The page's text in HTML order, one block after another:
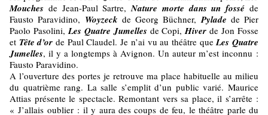
Mouches de Jean-Paul Sartre,Nature morte dans un fossé de
Fausto Paravidino, Woyzeckde Georg Büchner,Pylade de Pier
Paolo Pasolini,Les Quatre Jumelles de Copi,Hiver de Jon Fosse
et Tête d’or de Paul Claudel. Je n’ai vu au théâtre queLes Quatre
Jumelles, il y a longtemps à Avignon. Un auteur m’est inconnu :
Fausto Paravidino.
A l’ouverture des portes je retrouve ma place habituelle au milieu
du quatrième rang. La salle s’emplit d’un public varié. Maurice
Attias présente le spectacle. Remontant vers sa place, il s’arrête :
« J’allais oublier : il y aura des coups de feu, le théâtre parle du